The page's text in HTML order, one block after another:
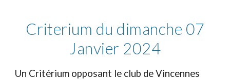
Criterium du dimanche 07
Janvier 2024
Un Critérium opposant le club de Vincennes